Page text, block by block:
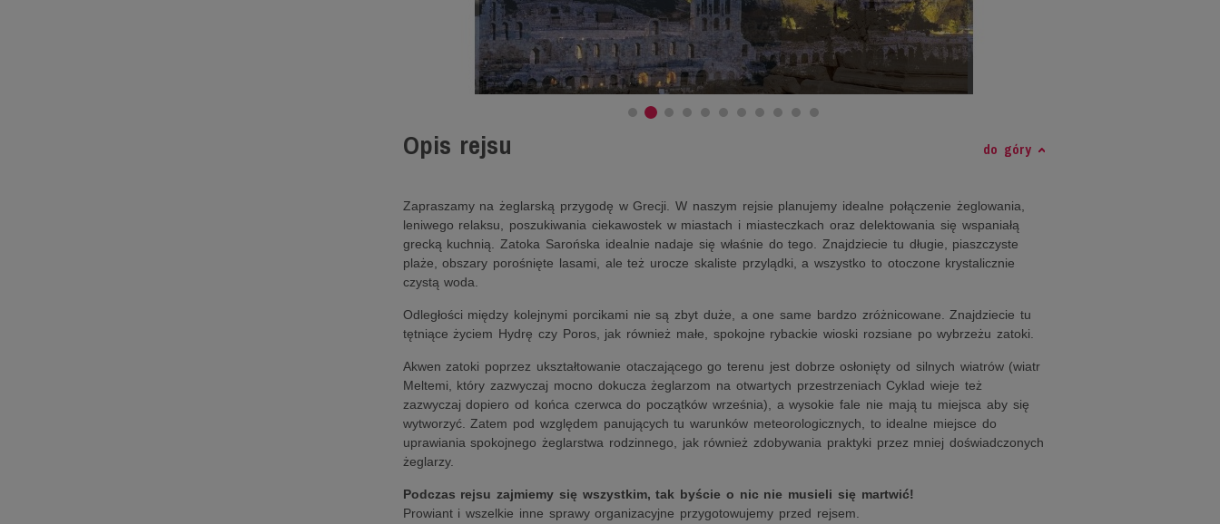
Opis rejsu do góry
Zapraszamy na żeglarską przygodę w Grecji. W naszym rejsie planujemy idealne połączenie żeglowania,
leniwego relaksu, poszukiwania ciekawostek w miastach i miasteczkach oraz delektowania się wspaniałą
grecką kuchnią. Zatoka Sarońska idealnie nadaje się właśnie do tego. Znajdziecie tu długie, piaszczyste
plaże, obszary porośnięte lasami, ale też urocze skaliste przylądki, a wszystko to otoczone krystalicznie
czystą woda.
Odległości między kolejnymi porcikami nie są zbyt duże, a one same bardzo zróżnicowane. Znajdziecie tu
tętniące życiem Hydrę czy Poros, jak również małe, spokojne rybackie wioski rozsiane po wybrzeżu zatoki.
Akwen zatoki poprzez ukształtowanie otaczającego go terenu jest dobrze osłonięty od silnych wiatrów (wiatr
Meltemi, który zazwyczaj mocno dokucza żeglarzom na otwartych przestrzeniach Cyklad wieje też
zazwyczaj dopiero od końca czerwca do początków września), a wysokie fale nie mają tu miejsca aby się
wytworzyć. Zatem pod względem panujących tu warunków meteorologicznych, to idealne miejsce do
uprawiania spokojnego żeglarstwa rodzinnego, jak również zdobywania praktyki przez mniej doświadczonych
żeglarzy.
Podczas rejsu zajmiemy się wszystkim, tak byście o nic nie musieli się martwić!
Prowiant i wszelkie inne sprawy organizacyjne przygotowujemy przed rejsem.